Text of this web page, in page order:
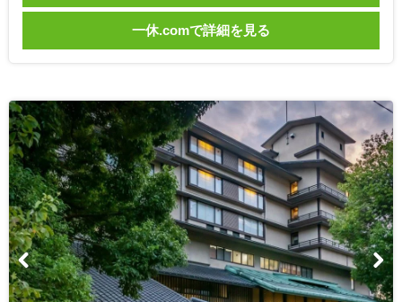
一休.comで詳細を見る